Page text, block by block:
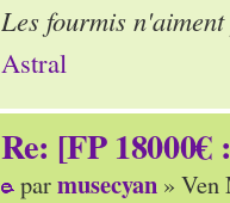
Les fourmis
Astral
Re: [FP
parmusecyan » Ven